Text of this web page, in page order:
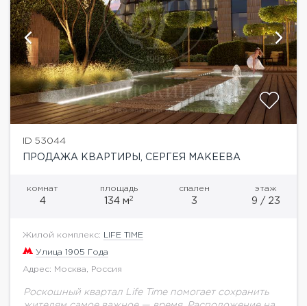
ID 53044
ПРОДАЖА КВАРТИРЫ, СЕРГЕЯ МАКЕЕВА
комнат
4
площадь
134 м2
спален
3
этаж
9 / 23
Жилой комплекс: LIFE TIME
Улица 1905 Года
Адрес: Москва, Россия
Роскошный квартал Life Time помогает сохранить